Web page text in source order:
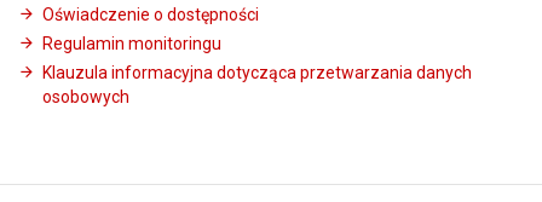
Oświadczenie o dostępności
Regulamin monitoringu
Klauzula informacyjna dotycząca przetwarzania danych
osobowych